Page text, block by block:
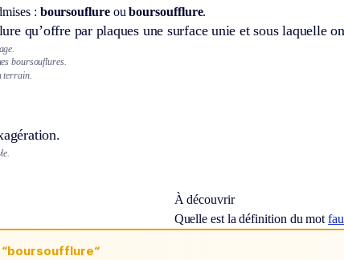
: boursouflureouboursoufflure.
qu’offre par plaques une surface unie et sous laquelle
boursouflures.
terrain.
À découvrir
Quelle est la définition du mot
“boursoufflure“